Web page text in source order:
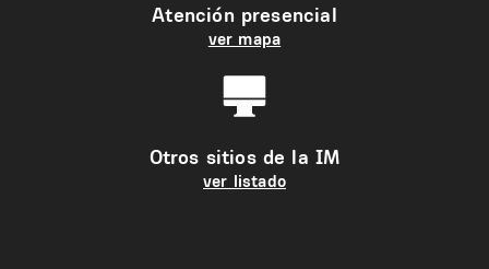
Atención presencial
ver mapa
Otros sitios de la IM
ver listado